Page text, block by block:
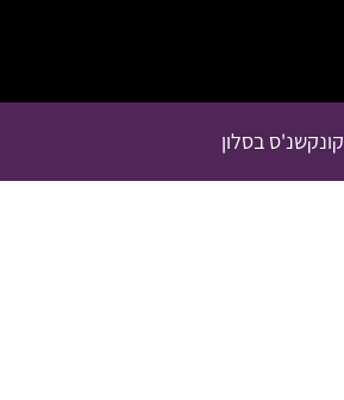
קונקשנ'ס בסלון